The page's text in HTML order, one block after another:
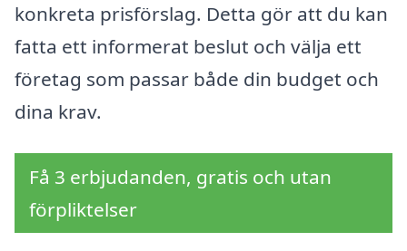
konkreta prisförslag. Detta gör att du kan
fatta ett informerat beslut och välja ett
företag som passar både din budget och
dina krav.
Få 3 erbjudanden, gratis och utan
förpliktelser